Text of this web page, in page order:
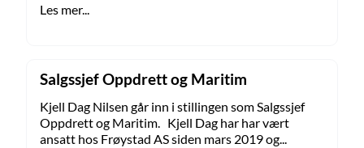
Les mer...
Salgssjef Oppdrett og Maritim
Kjell Dag Nilsen går inn i stillingen som Salgssjef
Oppdrett og Maritim. Kjell Dag har har vært
ansatt hos Frøystad AS siden mars 2019 og...